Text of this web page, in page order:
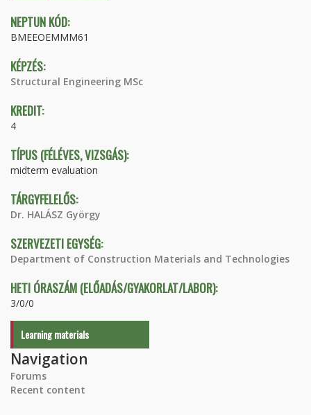
NEPTUN KÓD:
BMEEOEMMM61
KÉPZÉS:
Structural Engineering MSc
KREDIT:
4
TÍPUS (FÉLÉVES, VIZSGÁS):
midterm evaluation
TÁRGYFELELŐS:
Dr. HALÁSZ György
SZERVEZETI EGYSÉG:
Department of Construction Materials and Technologies
HETI ÓRASZÁM (ELŐADÁS/GYAKORLAT/LABOR):
3/0/0
Learning materials
Navigation
Forums
Recent content